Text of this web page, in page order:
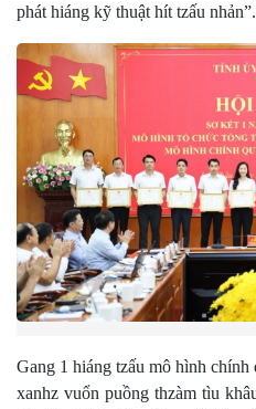
phát hiáng kỹ thuật hít tzấu nhản”.
Gang 1 hiáng tzấu mô hình
xanhz vuổn puồng thzàm tìu